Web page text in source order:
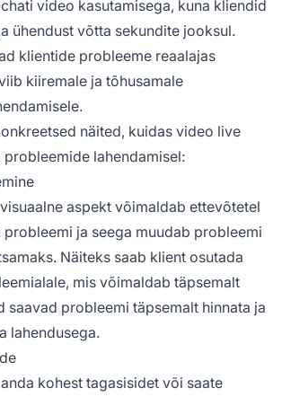
video kasutamisega, kuna kliendid
ühendust võtta sekundite jooksul.
klientide probleeme reaalajas
kiiremale ja tõhusamale
näited, kuidas video live
lahendamisel:
aspekt võimaldab ettevõtetel
ja seega muudab probleemi
Näiteks saab klient osutada
mis võimaldab täpsemalt
saavad probleemi täpsemalt hinnata ja
lahendusega.
kohest tagasisidet või saate